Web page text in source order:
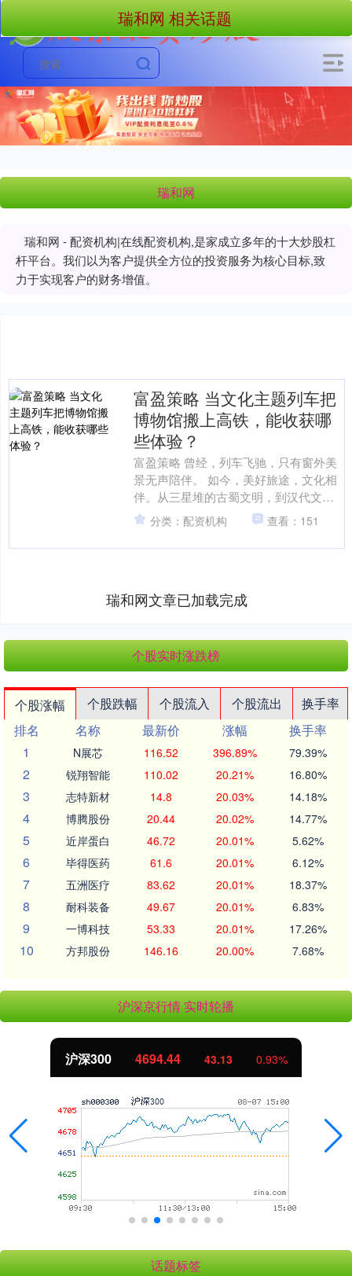
瑞和网
瑞和网 - 配资机构|在线配资机构,是家成立多年的十大炒股杠
杆平台。我们以为客户提供全方位的投资服务为核心目标,致
力于实现客户的财务增值。
瑞和网 相关话题
富盈策略 当文化主题列车把
博物馆搬上高铁，能收获哪
些体验？
富盈策略 曾经，列车飞驰，只有窗外美
景无声陪伴。 如今，美好旅途，文化相
伴。从三星堆的古蜀文明，到汉代文化
的沉浸体验；从冰火交融的东北民俗，
到可感可触的红色文化....
分类：配资机构 查看：151
瑞和网文章已加载完成
个股实时涨跌榜
个股涨幅 个股跌幅 个股流入 个股流出
换手率
排名
名称 最新价 涨幅
换手率
1
N展芯 116.52 396.89% 79.39%
2 锐翔智能 110.02 20.21% 16.80%
3 志特新材 14.8 20.03% 14.18%
4 博腾股份 20.44 20.02% 14.77%
5 近岸蛋白 46.72 20.01% 5.62%
6 毕得医药 61.6 20.01% 6.12%
7 五洲医疗 83.62 20.01% 18.37%
8 耐科装备 49.67 20.01% 6.83%
9 一博科技 53.33 20.01% 17.26%
10 方邦股份 146.16 20.00% 7.68%
沪深京行情 实时轮播
沪深300 4694.44 43.13 0.93%
话题标签